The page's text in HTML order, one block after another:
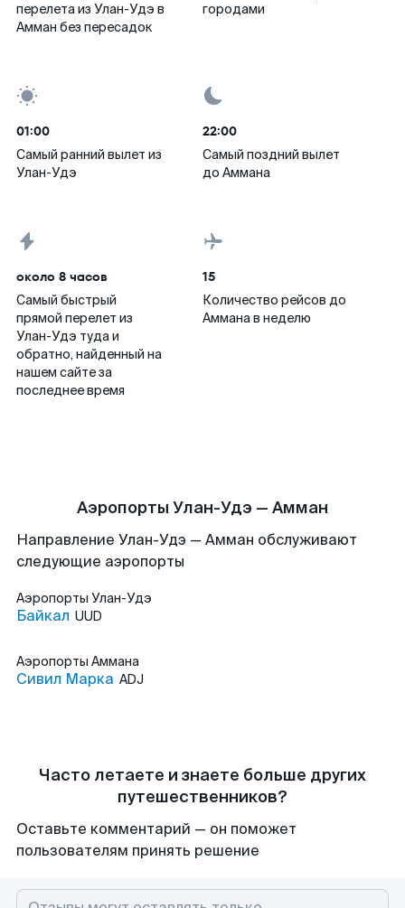
перелета из Улан-Удэ в
Амман без пересадок
городами
01:00
Самый ранний вылет из
Улан-Удэ
22:00
Самый поздний вылет
до Аммана
около 8 часов
Самый быстрый
прямой перелет из
Улан-Удэ туда и
обратно, найденный на
нашем сайте за
последнее время
15
Количество рейсов до
Аммана в неделю
Аэропорты Улан-Удэ — Амман
Направление Улан-Удэ — Амман обслуживают
следующие аэропорты
Аэропорты Улан-Удэ
Байкал UUD
Аэропорты Аммана
Сивил Марка ADJ
Часто летаете и знаете больше других
путешественников?
Оставьте комментарий — он поможет
пользователям принять решение